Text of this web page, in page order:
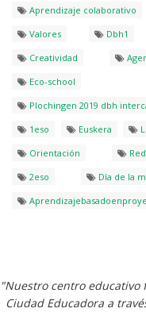
Aprendizaje colaborativo
Valores
Dbh1
Creatividad
Eco-school
Plochingen 2019 dbh
1eso
Euskera
Orientación
2eso
Día de la
"Nuestro centro educativo
Ciudad Educadora a